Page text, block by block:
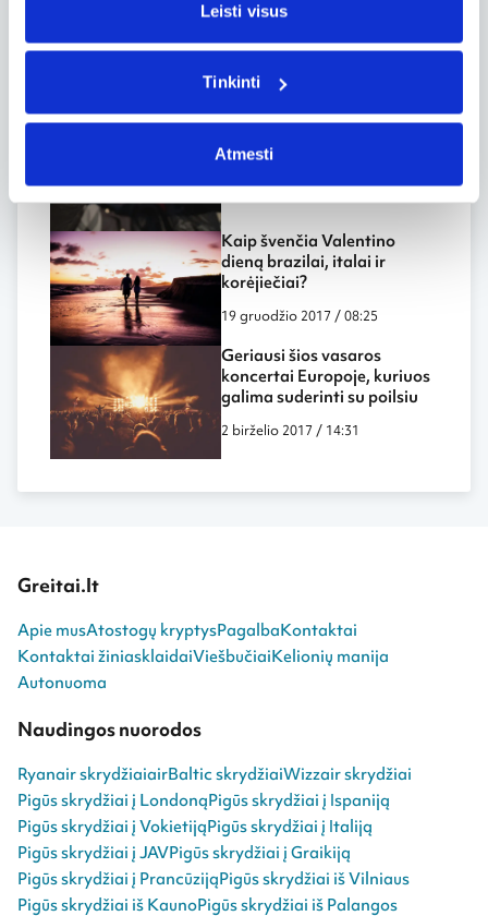
Leisti visus
Tinkinti
Atmesti
Šventės ir renginiai
Valentino dienos šventimo
subtilybės pasaulyje
Kaip švenčia Valentino
dieną brazilai, italai ir
korėjiečiai?
19 gruodžio 2017 / 08:25
Geriausi šios vasaros
koncertai Europoje, kuriuos
galima suderinti su poilsiu
2 birželio 2017 / 14:31
Greitai.lt
Apie musAtostogų kryptysPagalbaKontaktai
Kontaktai žiniasklaidaiViešbučiaiKelionių manija
Autonuoma
Naudingos nuorodos
Ryanair skrydžiaiairBaltic skrydžiaiWizzair skrydžiai
Pigūs skrydžiai į LondonąPigūs skrydžiai į Ispaniją
Pigūs skrydžiai į VokietijąPigūs skrydžiai į Italiją
Pigūs skrydžiai į JAVPigūs skrydžiai į Graikiją
Pigūs skrydžiai į PrancūzijąPigūs skrydžiai iš Vilniaus
Pigūs skrydžiai iš KaunoPigūs skrydžiai iš Palangos